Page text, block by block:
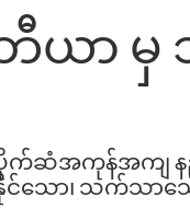
ာ မှ ဘ
က်ဆံအကုန်အကျ န
င်သော၊ သက်သာသ